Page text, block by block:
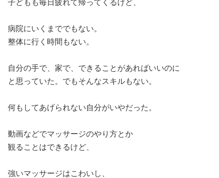
子どもも毎日疲れて帰ってくるけど、
病院にいくまででもない。
整体に行く時間もない。
自分の手で、家で、できることがあればいいのに
と思っていた。でもそんなスキルもない。
何もしてあげられない自分がいやだった。
動画などでマッサージのやり方とか
観ることはできるけど、
強いマッサージはこわいし、